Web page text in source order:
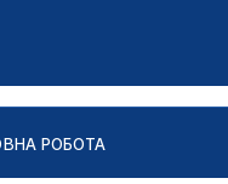
та консультуван…
робота та консультуван…
РОБОТА